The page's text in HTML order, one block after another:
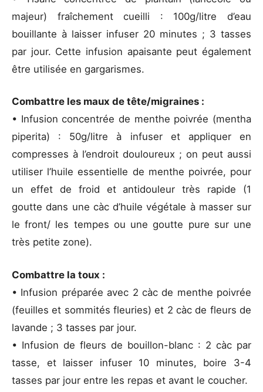
majeur) fraîchement cueilli : 100g/litre d’eau
bouillante à laisser infuser 20 minutes ; 3 tasses
par jour. Cette infusion apaisante peut également
être utilisée en gargarismes.
Combattre les maux de tête/migraines :
• Infusion concentrée de menthe poivrée (mentha
piperita) : 50g/litre à infuser et appliquer en
compresses à l’endroit douloureux ; on peut aussi
utiliser l’huile essentielle de menthe poivrée, pour
un effet de froid et antidouleur très rapide (1
goutte dans une càc d’huile végétale à masser sur
le front/ les tempes ou une goutte pure sur une
très petite zone).
Combattre la toux :
• Infusion préparée avec 2 càc de menthe poivrée
(feuilles et sommités fleuries) et 2 càc de fleurs de
lavande ; 3 tasses par jour.
• Infusion de fleurs de bouillon-blanc : 2 càc par
tasse, et laisser infuser 10 minutes, boire 3-4
tasses par jour entre les repas et avant le coucher.